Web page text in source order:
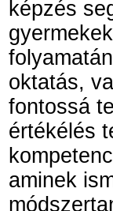
képzés
oktatás,
fontossá
értékélés
aminek